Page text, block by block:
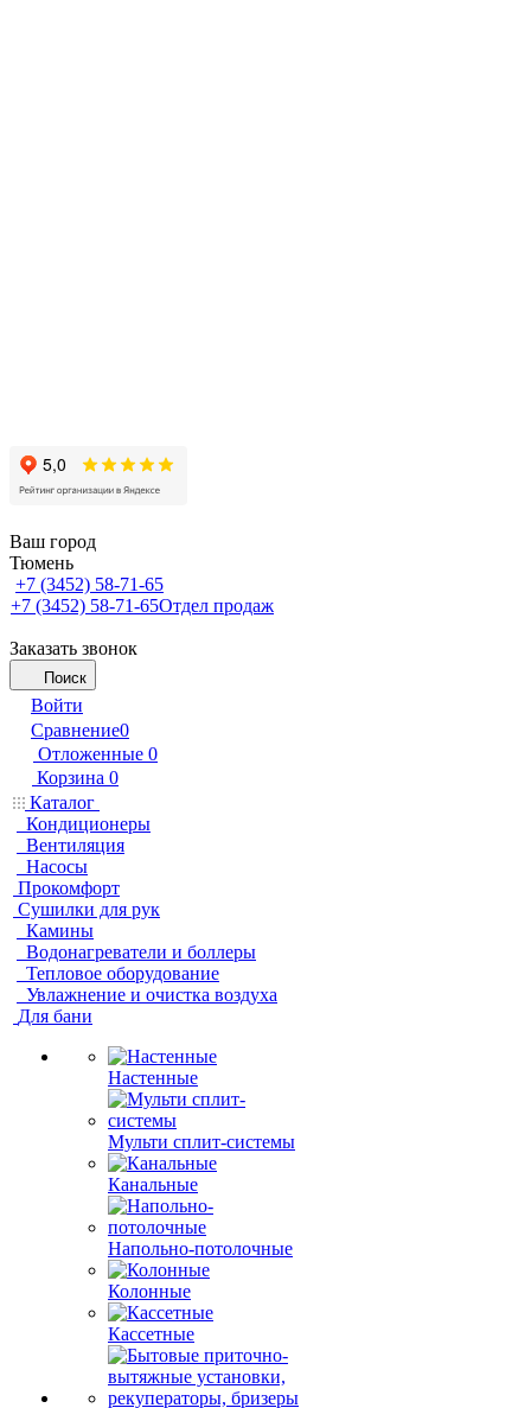
Ваш город
Тюмень
+7 (3452) 58-71-65
+7 (3452) 58-71-65Отдел продаж
Заказать звонок
Поиск
Войти
Сравнение0
Отложенные 0
Корзина 0
Каталог
Кондиционеры
Вентиляция
Насосы
Прокомфорт
Сушилки для рук
Камины
Водонагреватели и боллеры
Тепловое оборудование
Увлажнение и очистка воздуха
Для бани
Настенные
Мульти сплит-системы
Канальные
Напольно-потолочные
Колонные
Кассетные